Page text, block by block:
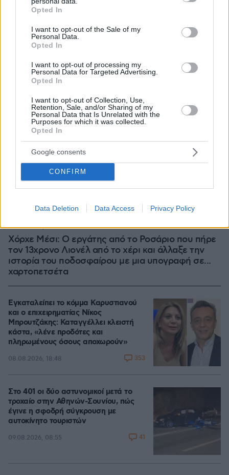
grant or deny consent to Google and its third-party tags to
use your data for below specified purposes in below Google
consent section.
Opted In
I want to opt-out of the Sale of my
Personal Data.
Opted In
I want to opt-out of processing my
Personal Data for Targeted Advertising.
Opted In
I want to opt-out of Collection, Use,
Retention, Sale, and/or Sharing of my
Personal Data that Is Unrelated with the
Purposes for which it was collected.
Opted In
Google consents
CONFIRM
Data Deletion Data Access Privacy Policy
Χόρχε Μέσι: Ο εργάτης από το Ροσάριο που πήρε
τον 13χρονο Λιονέλ από το χέρι και άλλαξε την
ιστορία του ποδοσφαίρου με μια υπογραφή σε...
χαρτοπετσέτα
08.08.2026, 21:43
Εγκαταλείπει το κόμμα Καρυστιανού
και ο επιχειρηματίας Νίκος
Μπρουτζάκης: Καταγγέλλει κλειστή
κάστα, «λένε προδότες και
πληρωμένους όσους αποχωρούν»
08.08.2026, 18:48 353
Στο 401 οι δύο αστυνομικοί μετά το
τροχαίο στην Αθηνών-Σουνίου, πώς
έγινε η σφοδρή σύγκρουση με
αυτοκίνητο τουριστών
09.08.2026, 08:55 41